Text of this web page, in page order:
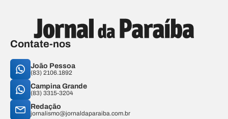
Contate-nos
João Pessoa
(83) 2106.1892
Campina Grande
(83) 3315-3204
Redação
jornalismo@jornaldaparaiba.com.br